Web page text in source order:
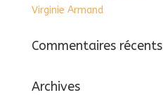
Virginie Armand
Commentaires récents
Archives